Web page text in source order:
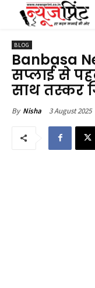
BLOG
Banbasa
सप्लाई से
साथ तस्कर
By Nisha 3 August 2025